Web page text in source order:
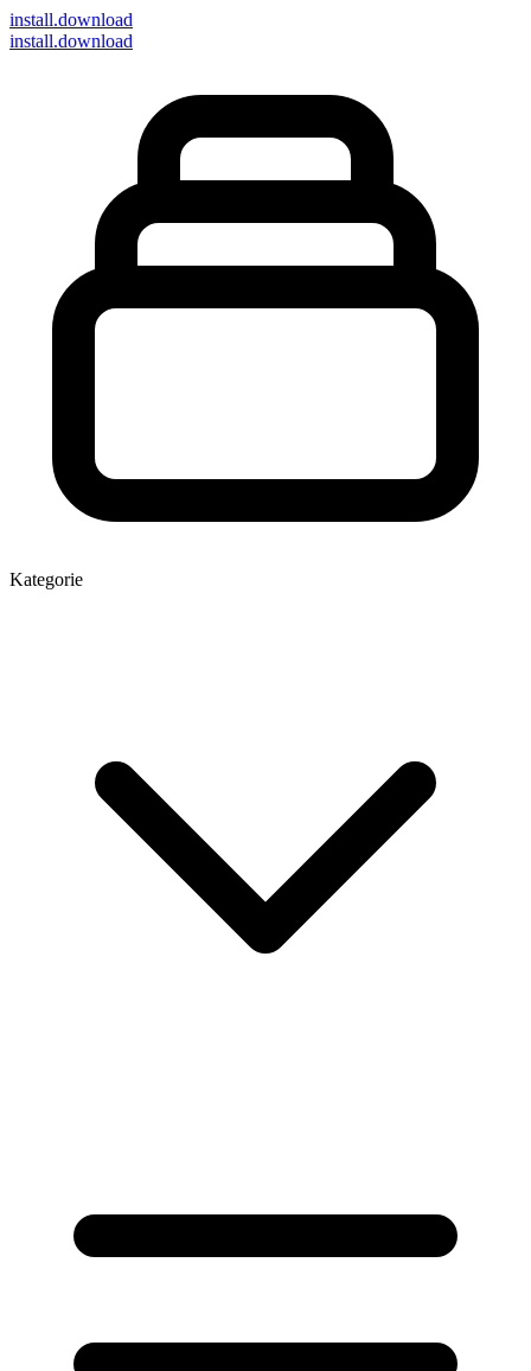
install.download
install.download
Kategorie